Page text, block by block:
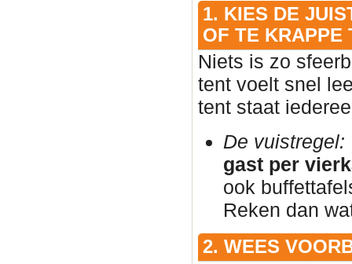
1. KIES DE
OF TE KRAPPE
Niets is zo
tent voelt snel
tent staat
De vuistregel:
gast per
ook
Reken dan
2. WEES